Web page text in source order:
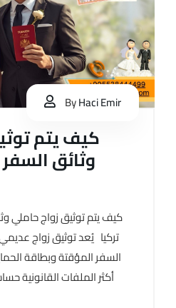
ByHaci Emir
كيف يتم
وثائق
كيف يتم توثيق زواج حاملي
تركيا يُعد توثيق زواج
السفر المؤقتة وبطاقة
أكثر الملفات القانونية